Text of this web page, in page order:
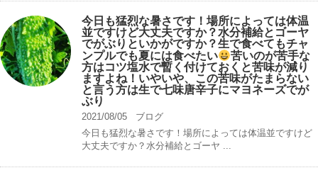
今日も猛烈な暑さです！場所によっては体温
並ですけど大丈夫ですか？水分補給とゴーヤ
でがぶりといかがですか？生で食べてもチャ
ンプルでも夏には食べたい
苦いのが苦手な
方はコツ塩水で暫く付けておくと苦味が減り
ますよね！いやいや、この苦味がたまらない
と言う方は生で七味唐辛子にマヨネーズでが
ぶり
2021/08/05
ブログ
今日も猛烈な暑さです！場所によっては体温並ですけど
大丈夫ですか？水分補給とゴーヤ ...